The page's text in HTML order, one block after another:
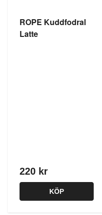
ROPE Kuddfodral
Latte
220 kr
KÖP